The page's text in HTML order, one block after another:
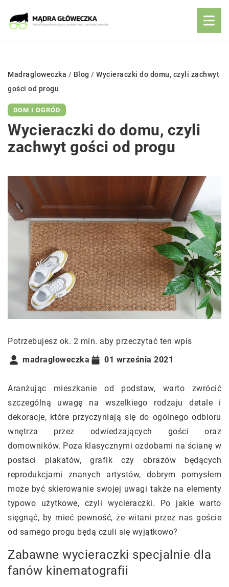
Madragloweczka / Blog / Wycieraczki do domu, czyli zachwyt
gości od progu
DOM I OGRÓD
Wycieraczki do domu, czyli
zachwyt gości od progu
Potrzebujesz ok. 2 min. aby przeczytać ten wpis
madragloweczka
01 września 2021
Aranżując mieszkanie od podstaw, warto zwrócić
szczególną uwagę na wszelkiego rodzaju detale i
dekoracje, które przyczyniają się do ogólnego odbioru
wnętrza przez odwiedzających gości oraz
domowników. Poza klasycznymi ozdobami na ścianę w
postaci plakatów, grafik czy obrazów będących
reprodukcjami znanych artystów, dobrym pomysłem
może być skierowanie swojej uwagi także na elementy
typowo użytkowe, czyli wycieraczki. Po jakie warto
sięgnąć, by mieć pewność, że witani przez nas goście
od samego progu będą czuli się wyjątkowo?
Zabawne wycieraczki specjalnie dla
fanów kinematografii